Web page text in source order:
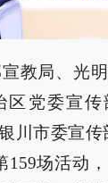
教局、光
区党委宣传
川市委宣传
159场活动